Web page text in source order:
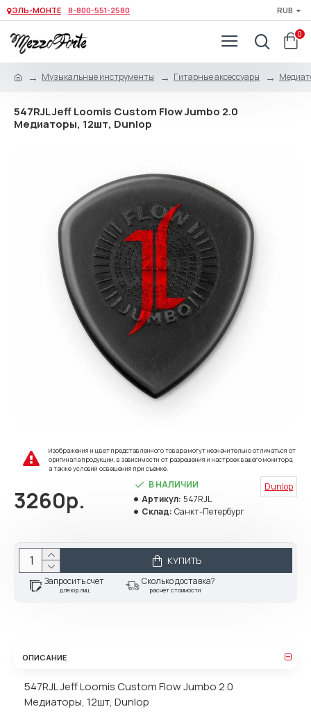
ЭЛЬ-МОНТЕ 8-800-551-2580 RUB
0
Музыкальные инструменты Гитарные аксессуары
547RJL Jeff Loomis Custom Flow Jumbo 2.0
Медиаторы, 12шт, Dunlop
Изображения и цвет представленного товара могут незначительно отличаться от
оригинала продукции, в зависимости от разрешения и настроек вашего монитора,
а также условий освещения при съемке.
3260р.
В НАЛИЧИИ
Артикул: 547RJL
Склад: Санкт-Петербург
Dunlop
КУПИТЬ
Запросить счет
для юр.лиц
Сколько доставка?
расчет стоимости
ОПИСАНИЕ
547RJL Jeff Loomis Custom Flow Jumbo 2.0
Медиаторы, 12шт, Dunlop